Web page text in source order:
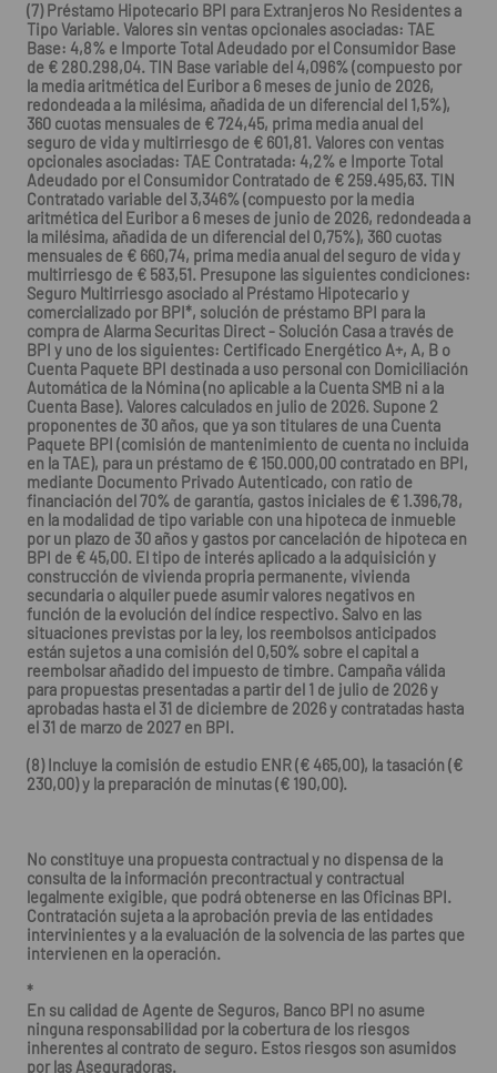
(7) Préstamo Hipotecario BPI para Extranjeros No Residentes a
Tipo Variable. Valores sin ventas opcionales asociadas: TAE
Base: 4,8% e Importe Total Adeudado por el Consumidor Base
de € 280.298,04. TIN Base variable del 4,096% (compuesto por
la media aritmética del Euribor a 6 meses de junio de 2026,
redondeada a la milésima, añadida de un diferencial del 1,5%),
360 cuotas mensuales de € 724,45, prima media anual del
seguro de vida y multirriesgo de € 601,81. Valores con ventas
opcionales asociadas: TAE Contratada: 4,2% e Importe Total
Adeudado por el Consumidor Contratado de € 259.495,63. TIN
Contratado variable del 3,346% (compuesto por la media
aritmética del Euribor a 6 meses de junio de 2026, redondeada a
la milésima, añadida de un diferencial del 0,75%), 360 cuotas
mensuales de € 660,74, prima media anual del seguro de vida y
multirriesgo de € 583,51. Presupone las siguientes condiciones:
Seguro Multirriesgo asociado al Préstamo Hipotecario y
comercializado por BPI*, solución de préstamo BPI para la
compra de Alarma Securitas Direct - Solución Casa a través de
BPI y uno de los siguientes: Certificado Energético A+, A, B o
Cuenta Paquete BPI destinada a uso personal con Domiciliación
Automática de la Nómina (no aplicable a la Cuenta SMB ni a la
Cuenta Base). Valores calculados en julio de 2026. Supone 2
proponentes de 30 años, que ya son titulares de una Cuenta
Paquete BPI (comisión de mantenimiento de cuenta no incluida
en la TAE), para un préstamo de € 150.000,00 contratado en BPI,
mediante Documento Privado Autenticado, con ratio de
financiación del 70% de garantía, gastos iniciales de € 1.396,78,
en la modalidad de tipo variable con una hipoteca de inmueble
por un plazo de 30 años y gastos por cancelación de hipoteca en
BPI de € 45,00. El tipo de interés aplicado a la adquisición y
construcción de vivienda propria permanente, vivienda
secundaria o alquiler puede asumir valores negativos en
función de la evolución del índice respectivo. Salvo en las
situaciones previstas por la ley, los reembolsos anticipados
están sujetos a una comisión del 0,50% sobre el capital a
reembolsar añadido del impuesto de timbre. Campaña válida
para propuestas presentadas a partir del 1 de julio de 2026 y
aprobadas hasta el 31 de diciembre de 2026 y contratadas hasta
el 31 de marzo de 2027 en BPI.
(8) Incluye la comisión de estudio ENR (€ 465,00), la tasación (€
230,00) y la preparación de minutas (€ 190,00).
No constituye una propuesta contractual y no dispensa de la
consulta de la información precontractual y contractual
legalmente exigible, que podrá obtenerse en las Oficinas BPI.
Contratación sujeta a la aprobación previa de las entidades
intervinientes y a la evaluación de la solvencia de las partes que
intervienen en la operación.
*
En su calidad de Agente de Seguros, Banco BPI no asume
ninguna responsabilidad por la cobertura de los riesgos
inherentes al contrato de seguro. Estos riesgos son asumidos
por las Aseguradoras.